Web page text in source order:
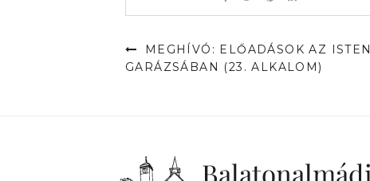
MEGHÍVÓ: ELŐADÁSOK AZ ISTEN
GARÁZSÁBAN (23. ALKALOM)